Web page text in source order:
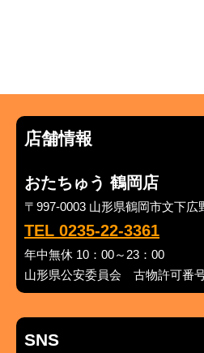
店舗情報
おたちゅう 鶴岡店
〒997-0003 山形県鶴岡市文下広
TEL 0235-22-3361
年中無休 10：00～23：00
山形県公安委員会 古物許可番
SNS